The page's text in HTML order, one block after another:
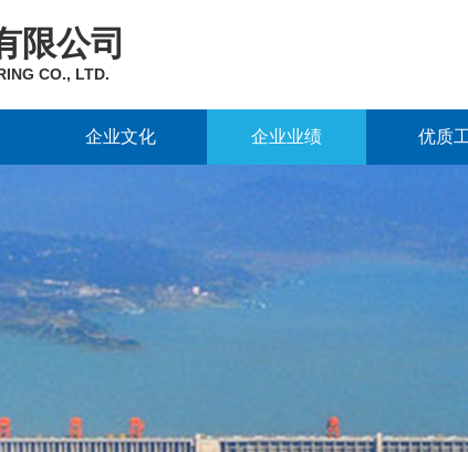
限公司
CO., LTD.
企业文化 企业业绩 优质